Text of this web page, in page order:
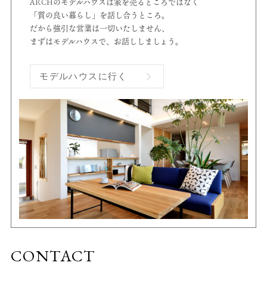
ARCHのモデルハウスは家を売るところではなく
「質の良い暮らし」を話し合うところ。
だから強引な営業は一切いたしません、
まずはモデルハウスで、お話ししましょう。
モデルハウスに行く
CONTACT